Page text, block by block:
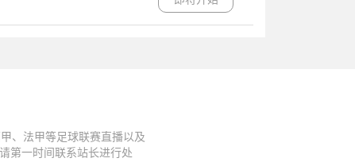
、法甲等足球联赛直播以及
第一时间联系站长进行处